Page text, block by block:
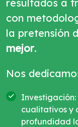
resultados a
con
la pretensión
mejor.
Nos
cualitativos y
profundidad